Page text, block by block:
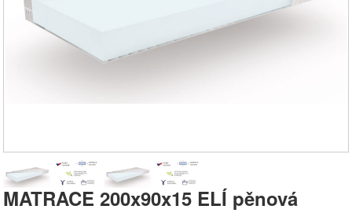
MATRACE 200x90x15 ELÍ pěnová